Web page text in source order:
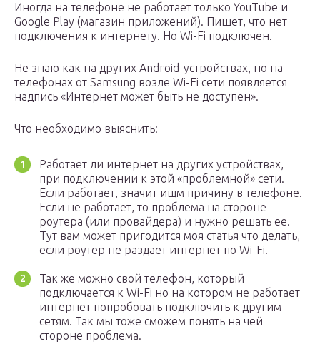
Иногда на телефоне не работает только YouTube и
Google Play (магазин приложений). Пишет, что нет
подключения к интернету. Но Wi-Fi подключен.
Не знаю как на других Android-устройствах, но на
телефонах от Samsung возле Wi-Fi сети появляется
надпись «Интернет может быть не доступен».
Что необходимо выяснить:
Работает ли интернет на других устройствах,
при подключении к этой «проблемной» сети.
Если работает, значит ищм причину в телефоне.
Если не работает, то проблема на стороне
роутера (или провайдера) и нужно решать ее.
Тут вам может пригодится моя статья что делать,
если роутер не раздает интернет по Wi-Fi.
Так же можно свой телефон, который
подключается к Wi-Fi но на котором не работает
интернет попробовать подключить к другим
сетям. Так мы тоже сможем понять на чей
стороне проблема.